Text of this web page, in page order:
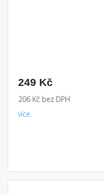
249 Kč
206 Kč bez DPH
více.